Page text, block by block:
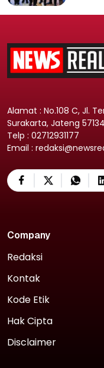
Alamat : No.108 C, Jl.
Surakarta, Jateng 57134
Telp : 02712931177
Email :
Company
Redaksi
Kontak
Kode Etik
Hak Cipta
Disclaimer